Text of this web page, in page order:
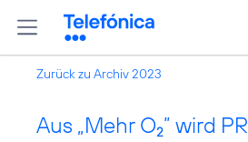
Zurück zu Archiv 2023
Aus „Mehr O2” wird